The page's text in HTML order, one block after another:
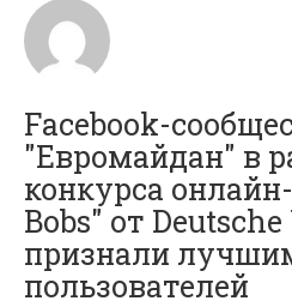
Facebook-
"Евромайдан" в
конкурса
Bobs" от
признали
пользователей